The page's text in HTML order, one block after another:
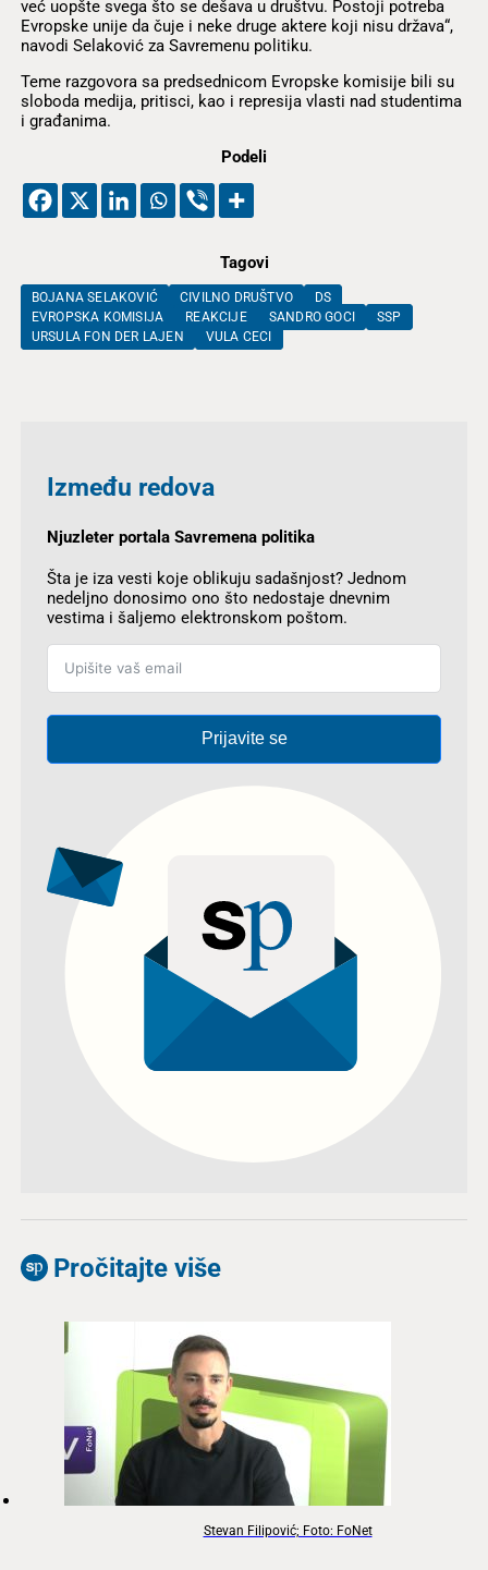
već uopšte svega što se dešava u društvu. Postoji potreba
Evropske unije da čuje i neke druge aktere koji nisu država“,
navodi Selaković za Savremenu politiku.
Teme razgovora sa predsednicom Evropske komisije bili su
sloboda medija, pritisci, kao i represija vlasti nad studentima
i građanima.
Podeli
Tagovi
BOJANA SELAKOVIĆ CIVILNO DRUŠTVO
DS
EVROPSKA KOMISIJA
REAKCIJE SANDRO GOCI
SSP
URSULA FON DER LAJEN
VULA CECI
Između redova
Njuzleter portala Savremena politika
Šta je iza vesti koje oblikuju sadašnjost? Jednom
nedeljno donosimo ono što nedostaje dnevnim
vestima i šaljemo elektronskom poštom.
Prijavite se
Pročitajte više
Stevan Filipović; Foto: FoNet